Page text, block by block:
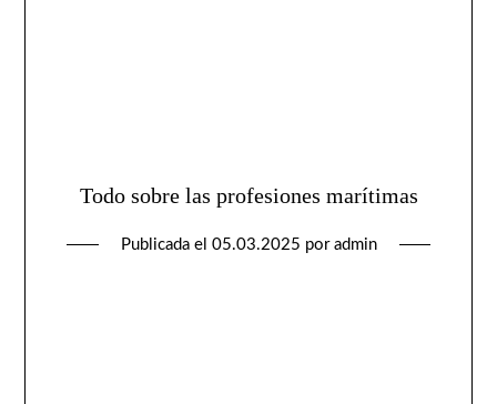
Todo sobre las profesiones marítimas
Publicada el 05.03.2025 por admin